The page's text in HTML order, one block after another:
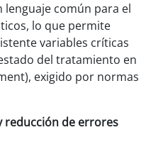
lenguaje común para el
lo que permite
variables críticas
del tratamiento en
exigido por normas
reducción de errores